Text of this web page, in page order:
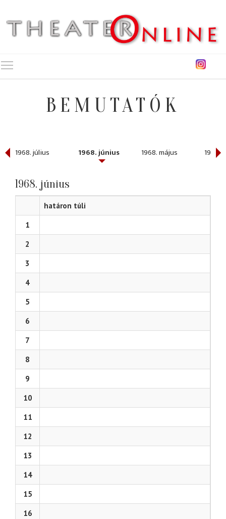
BEMUTATÓK
1968. július 1968. június 1968. május 1968.
1968. június
határon túli
1
2
3
4
5
6
7
8
9
10
11
12
13
14
15
16